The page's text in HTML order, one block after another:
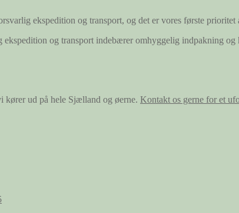
ekspedition og transport, og det er vores første
og transport indebærer omhyggelig indpakning og
kører ud på hele Sjælland og øerne. Kontakt os gerne for et